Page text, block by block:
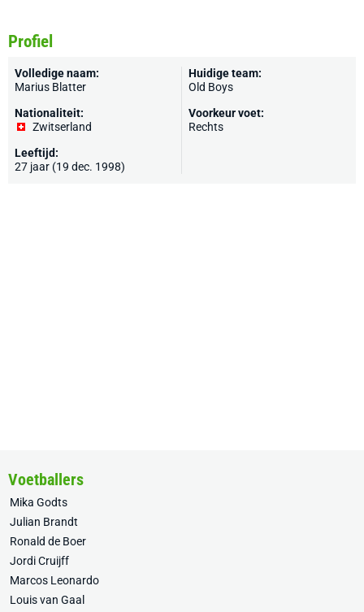
Profiel
Volledige naam:
Marius Blatter
Nationaliteit:
Zwitserland
Leeftijd:
27 jaar (19 dec. 1998)
Huidige team:
Old Boys
Voorkeur voet:
Rechts
Voetballers
Mika Godts
Julian Brandt
Ronald de Boer
Jordi Cruijff
Marcos Leonardo
Louis van Gaal